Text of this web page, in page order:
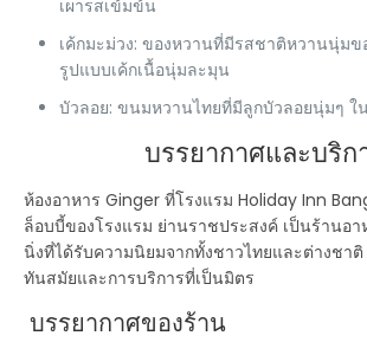
เผารสเข้มข้น
เค้กมะม่วง: ของหวานที่มีรสชาติหวานนุ่มข
รูปแบบเค้กเนื้อนุ่มละมุน
บัวลอย: ขนมหวานไทยที่มีลูกบัวลอยนุ่มๆ ใ
บรรยากาศและบริก
ห้องอาหารGinger ที่โรงแรม Holiday Inn
ล็อบบี้ของโรงแรม ย่านราชประสงค์ เป็นร้านอา
นิ่งที่ได้รับความนิยมจากทั้งชาวไทยและต่างชา
ทันสมัยและการบริการที่เป็นมิตร
บรรยากาศของร้าน